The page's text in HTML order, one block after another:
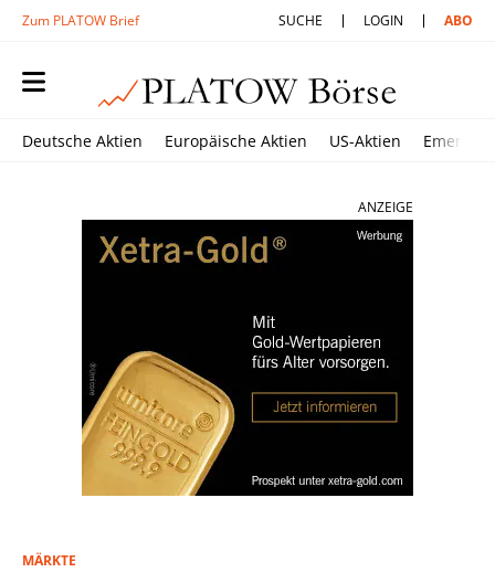
Zum PLATOW Brief SUCHE LOGIN ABO
Deutsche Aktien Europäische Aktien US-Aktien
ANZEIGE
MÄRKTE